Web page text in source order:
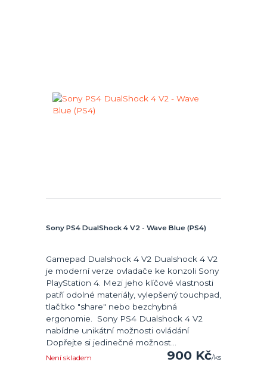
Sony PS4 DualShock 4 V2 - Wave Blue (PS4)
Gamepad Dualshock 4 V2 Dualshock 4 V2
je moderní verze ovladače ke konzoli Sony
PlayStation 4. Mezi jeho klíčové vlastnosti
patří odolné materiály, vylepšený touchpad,
tlačítko "share" nebo bezchybná
ergonomie. Sony PS4 Dualshock 4 V2
nabídne unikátní možnosti ovládání
Dopřejte si jedinečné možnost...
900 Kč/ks
Není skladem